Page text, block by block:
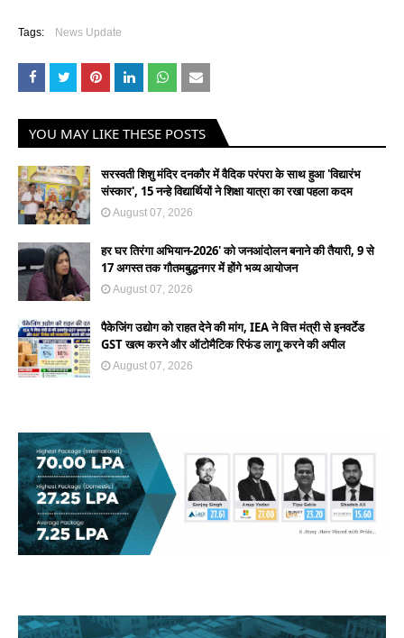
Tags: News Update
YOU MAY LIKE THESE POSTS
सरस्वती शिशु मंदिर दनकौर में वैदिक परंपरा के साथ हुआ 'विद्यारंभ
संस्कार', 15 नन्हे विद्यार्थियों ने शिक्षा यात्रा का रखा पहला कदम
August 07, 2026
हर घर तिरंगा अभियान-2026' को जनआंदोलन बनाने की तैयारी, 9 से
17 अगस्त तक गौतमबुद्धनगर में होंगे भव्य आयोजन
August 07, 2026
पैकेजिंग उद्योग को राहत देने की मांग, IEA ने वित्त मंत्री से इनवर्टेड
GST खत्म करने और ऑटोमैटिक रिफंड लागू करने की अपील
August 07, 2026